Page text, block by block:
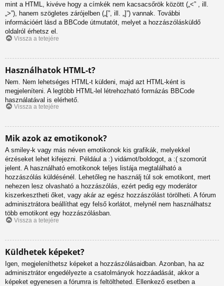
mint a HTML, kivéve hogy a címkék nem kacsacsőrök között („<” , ill.
„>”), hanem szögletes zárójelben („[”, ill. „]”) vannak. További
információért lásd a BBCode útmutatót, melyet a hozzászólásküldő
oldalról érhetsz el.
Vissza a tetejére
Használhatok HTML-t?
Nem. Nem lehetséges HTML-t küldeni, majd azt HTML-ként is
megjeleníteni. A legtöbb HTML-lel létrehozható formázás BBCode
használatával is elérhető.
Vissza a tetejére
Mik azok az emotikonok?
A smiley-k vagy más néven emotikonok kis grafikák, melyekkel
érzéseket lehet kifejezni. Például a :) vidámot/boldogot, a :( szomorút
jelent. A használható emotikonok teljes listája megtalálható a
hozzászólás küldésénél. Lehetőleg ne használj túl sok emotikont, mert
nehezen lesz olvasható a hozzászólás, ezért pedig egy moderátor
kiszerkesztheti őket, vagy akár az egész hozzászólást törölheti. A fórum
adminisztrátora beállíthat egy felső korlátot, melynél nem használhatsz
több emotikont egy hozzászólásban.
Vissza a tetejére
Küldhetek képeket?
Igen, megjeleníthetsz képeket a hozzászólásaidban. Azonban, ha az
adminisztrátor engedélyezte a csatolmányok hozzáadását, akkor a
képeket egyenesen a fórumra is feltöltheted. Ellenkező esetben a